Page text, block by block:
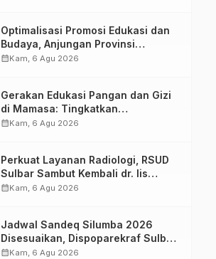
Optimalisasi Promosi Edukasi dan
Budaya, Anjungan Provinsi
Sulawesi Barat Perkuat Kolaborasi
calendar_monthKam, 6 Agu 2026
Gerakan Edukasi Pangan dan Gizi
di Mamasa: Tingkatkan
Pengetahuan dan Keterampilan
calendar_monthKam, 6 Agu 2026
Perkuat Layanan Radiologi, RSUD
Sulbar Sambut Kembali dr. Iis
Imelda, Sp.Rad
calendar_monthKam, 6 Agu 2026
Jadwal Sandeq Silumba 2026
Disesuaikan, Dispoparekraf Sulbar
Pastikan Persiapan Tetap
calendar_monthKam, 6 Agu 2026